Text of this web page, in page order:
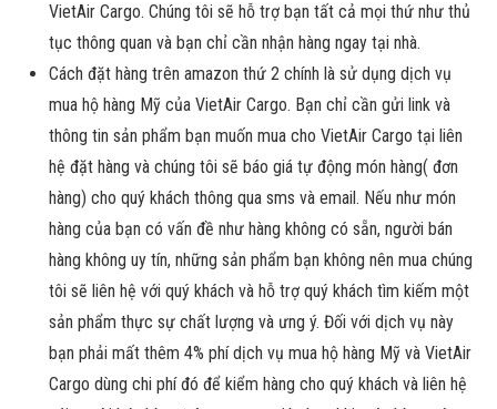
VietAir Cargo. Chúng tôi sẽ hỗ trợ bạn tất cả mọi thứ như thủ
tục thông quan và bạn chỉ cần nhận hàng ngay tại nhà.
Cách đặt hàng trên amazon thứ 2 chính là sử dụng dịch vụ
mua hộ hàng Mỹ của VietAir Cargo. Bạn chỉ cần gửi link và
thông tin sản phẩm bạn muốn mua cho VietAir Cargo tại liên
hệ đặt hàng và chúng tôi sẽ báo giá tự động món hàng( đơn
hàng) cho quý khách thông qua sms và email. Nếu như món
hàng của bạn có vấn đề như hàng không có sẵn, người bán
hàng không uy tín, những sản phẩm bạn không nên mua chúng
tôi sẽ liên hệ với quý khách và hỗ trợ quý khách tìm kiếm một
sản phẩm thực sự chất lượng và ưng ý. Đối với dịch vụ này
bạn phải mất thêm 4% phí dịch vụ mua hộ hàng Mỹ và VietAir
Cargo dùng chi phí đó để kiểm hàng cho quý khách và liên hệ